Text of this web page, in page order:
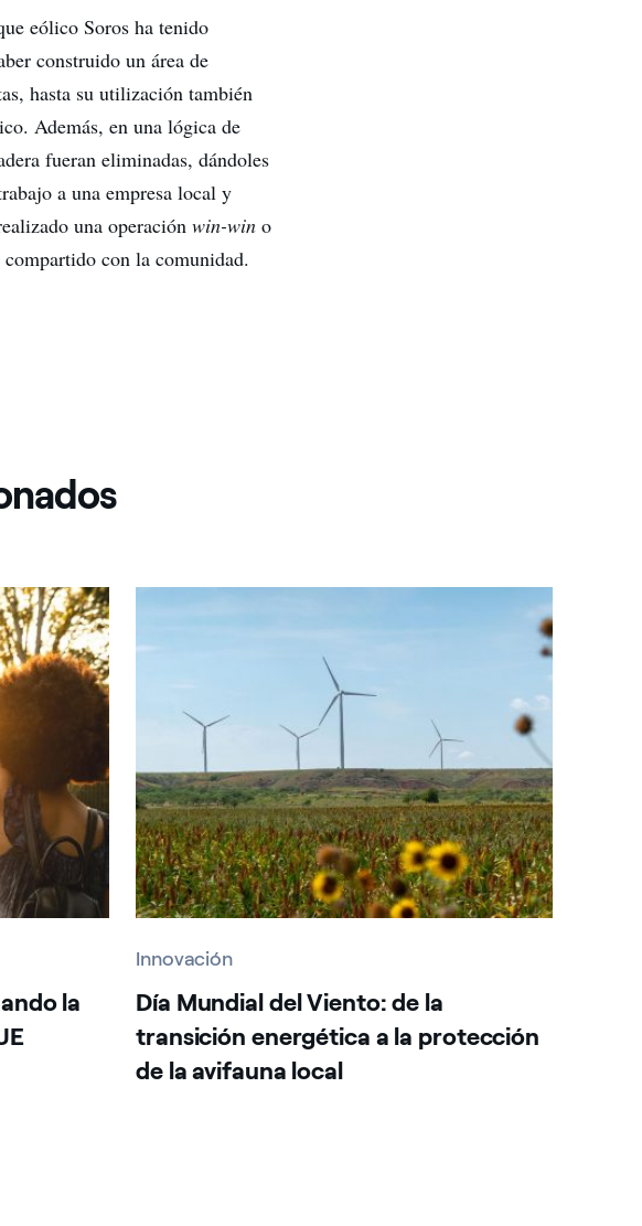
eólico Soros ha tenido
construido un área de
hasta su utilización también
Además, en una lógica de
fueran eliminadas, dándoles
a una empresa local y
una operaciónwin-win o
con la comunidad.
la
Innovación
Día Mundial del Viento: de la
transición energética a la protección
de la avifauna local